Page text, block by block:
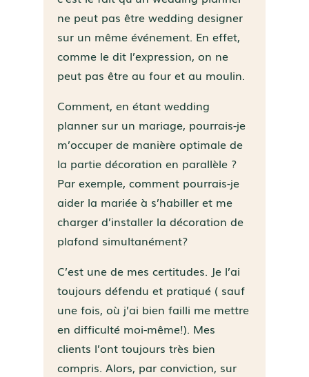
ne peut pas être wedding designer
sur un même événement. En effet,
comme le dit l’expression, on ne
peut pas être au four et au moulin.
Comment, en étant wedding
planner sur un mariage, pourrais-je
m’occuper de manière optimale de
la partie décoration en parallèle ?
Par exemple, comment pourrais-je
aider la mariée à s’habiller et me
charger d’installer la décoration de
plafond simultanément?
C’est une de mes certitudes. Je l’ai
toujours défendu et pratiqué ( sauf
une fois, où j’ai bien failli me mettre
en difficulté moi-même!). Mes
clients l’ont toujours très bien
compris. Alors, par conviction, sur